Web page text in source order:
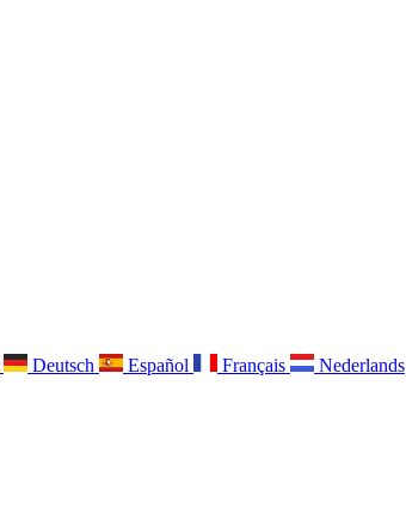
Deutsch Español Français
Nederlands